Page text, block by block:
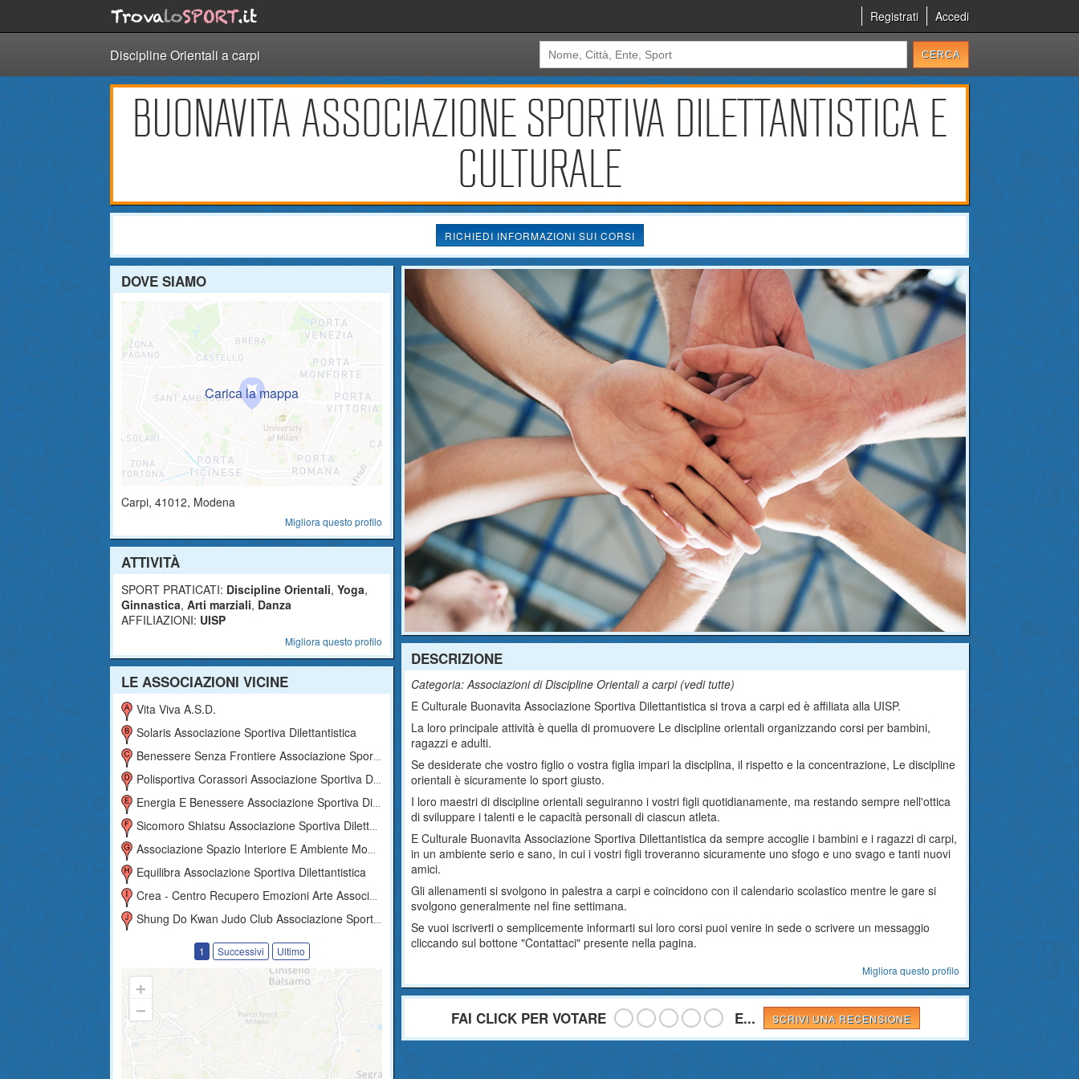
Registrati Accedi
Discipline Orientali a carpi
BUONAVITA ASSOCIAZIONE SPORTIVA DILETTANTISTICA E
CULTURALE
RICHIEDI INFORMAZIONI SUI CORSI
DOVE SIAMO
Carpi, 41012, Modena
Migliora questo profilo
ATTIVITÀ
SPORT PRATICATI: Discipline Orientali, Yoga,
Ginnastica, Arti marziali, Danza
AFFILIAZIONI: UISP
Migliora questo profilo
LE ASSOCIAZIONI VICINE
Vita Viva A.S.D.
Solaris Associazione Sportiva Dilettantistica
Benessere Senza Frontiere Associazione Sportiva Dilettantistica
Polisportiva Corassori Associazione Sportiva Dilettantistica
Energia E Benessere Associazione Sportiva Dilettantistica
Sicomoro Shiatsu Associazione Sportiva Dilettantistica
Associazione Spazio Interiore E Ambiente Modena Associazione Sportiva Dilettantistica
Equilibra Associazione Sportiva Dilettantistica
Crea - Centro Recupero Emozioni Arte Associazione Sportiva Dilettantistica
Shung Do Kwan Judo Club Associazione Sportiva Dilettantistica
1 Successivi Ultimo
DESCRIZIONE
Categoria: Associazioni di Discipline Orientali a carpi (vedi tutte)
E Culturale Buonavita Associazione Sportiva Dilettantistica si trova a carpi ed è affiliata alla UISP.
La loro principale attività è quella di promuovere Le discipline orientali organizzando corsi per bambini,
ragazzi e adulti.
Se desiderate che vostro figlio o vostra figlia impari la disciplina, il rispetto e la concentrazione, Le discipline
orientali è sicuramente lo sport giusto.
I loro maestri di discipline orientali seguiranno i vostri figli quotidianamente, ma restando sempre nell'ottica
di sviluppare i talenti e le capacità personali di ciascun atleta.
E Culturale Buonavita Associazione Sportiva Dilettantistica da sempre accoglie i bambini e i ragazzi di carpi,
in un ambiente serio e sano, in cui i vostri figli troveranno sicuramente uno sfogo e uno svago e tanti nuovi
amici.
Gli allenamenti si svolgono in palestra a carpi e coincidono con il calendario scolastico mentre le gare si
svolgono generalmente nel fine settimana.
Se vuoi iscriverti o semplicemente informarti sui loro corsi puoi venire in sede o scrivere un messaggio
cliccando sul bottone "Contattaci" presente nella pagina.
Migliora questo profilo
FAI CLICK PER VOTARE E... SCRIVI UNA RECENSIONE